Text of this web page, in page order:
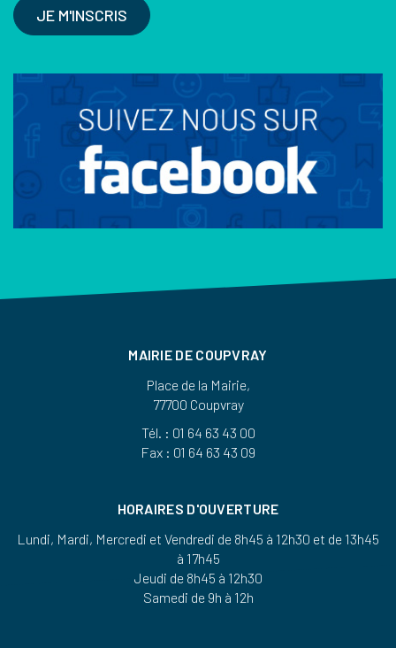
JE M'INSCRIS
MAIRIE DE COUPVRAY
Place de la Mairie,
77700 Coupvray
Tél. : 01 64 63 43 00
Fax : 01 64 63 43 09
HORAIRES D'OUVERTURE
Lundi, Mardi, Mercredi et Vendredi de 8h45 à 12h30 et de 13h45
à 17h45
Jeudi de 8h45 à 12h30
Samedi de 9h à 12h